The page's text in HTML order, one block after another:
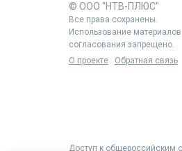
© ООО "НТВ-ПЛЮС"
Все права сохранены.
Использование материалов
согласования запрещено.
О проекте
Обратная связь
Доступ к общероссийским